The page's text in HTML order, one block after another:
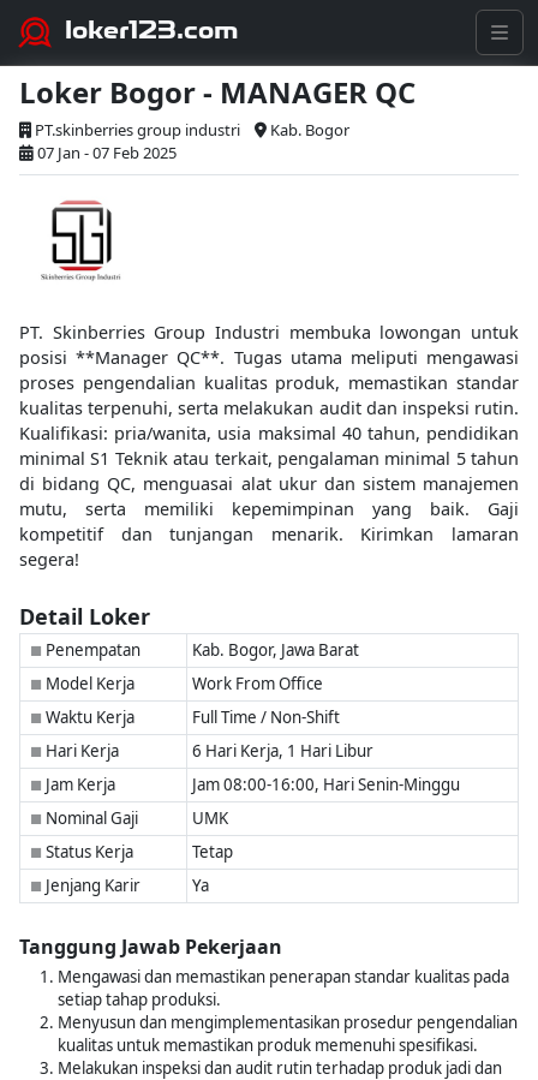
loker123.com
Loker Bogor - MANAGER QC
PT.skinberries group industri
Kab. Bogor
07 Jan - 07 Feb 2025
PT. Skinberries Group Industri membuka lowongan untuk
posisi **Manager QC**. Tugas utama meliputi mengawasi
proses pengendalian kualitas produk, memastikan standar
kualitas terpenuhi, serta melakukan audit dan inspeksi rutin.
Kualifikasi: pria/wanita, usia maksimal 40 tahun, pendidikan
minimal S1 Teknik atau terkait, pengalaman minimal 5 tahun
di bidang QC, menguasai alat ukur dan sistem manajemen
mutu, serta memiliki kepemimpinan yang baik. Gaji
kompetitif dan tunjangan menarik. Kirimkan lamaran
segera!
Detail Loker
■ Penempatan Kab. Bogor, Jawa Barat
■ Model Kerja Work From Office
■ Waktu Kerja Full Time / Non-Shift
■ Hari Kerja 6 Hari Kerja, 1 Hari Libur
■ Jam Kerja Jam 08:00-16:00, Hari Senin-Minggu
■ Nominal Gaji UMK
■ Status Kerja Tetap
■ Jenjang Karir Ya
Tanggung Jawab Pekerjaan
Mengawasi dan memastikan penerapan standar kualitas pada
setiap tahap produksi.
Menyusun dan mengimplementasikan prosedur pengendalian
kualitas untuk memastikan produk memenuhi spesifikasi.
Melakukan inspeksi dan audit rutin terhadap produk jadi dan